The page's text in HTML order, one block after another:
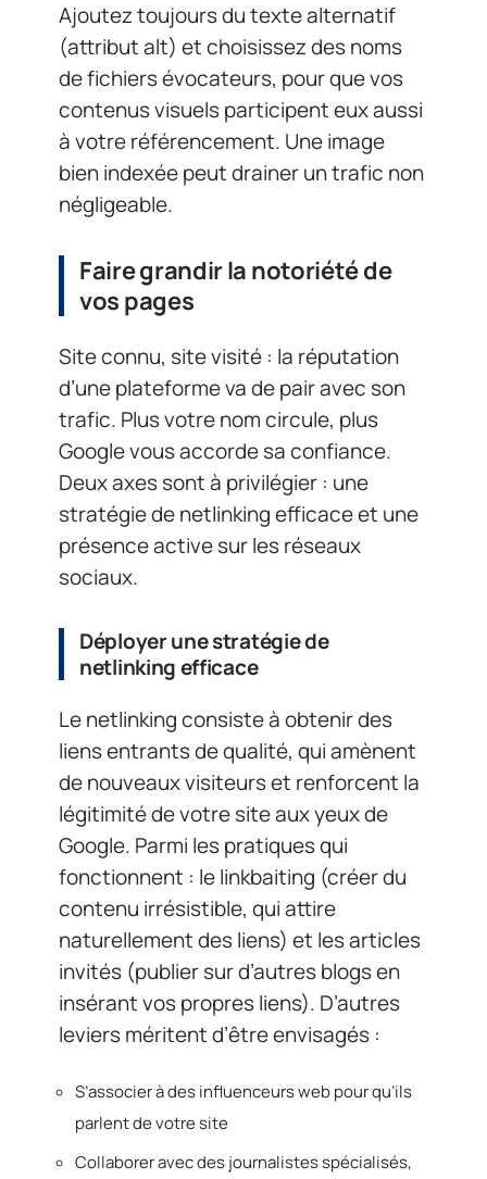
Ajoutez toujours du texte alternatif
(attribut alt) et choisissez des noms
de fichiers évocateurs, pour que vos
contenus visuels participent eux aussi
à votre référencement. Une image
bien indexée peut drainer un trafic non
négligeable.
Faire grandir la notoriété de
vos pages
Site connu, site visité : la réputation
d’une plateforme va de pair avec son
trafic. Plus votre nom circule, plus
Google vous accorde sa confiance.
Deux axes sont à privilégier : une
stratégie de netlinking efficace et une
présence active sur les réseaux
sociaux.
Déployer une stratégie de
netlinking efficace
Le netlinking consiste à obtenir des
liens entrants de qualité, qui amènent
de nouveaux visiteurs et renforcent la
légitimité de votre site aux yeux de
Google. Parmi les pratiques qui
fonctionnent : le linkbaiting (créer du
contenu irrésistible, qui attire
naturellement des liens) et les articles
invités (publier sur d’autres blogs en
insérant vos propres liens). D’autres
leviers méritent d’être envisagés :
S’associer à des influenceurs web pour qu’ils
parlent de votre site
Collaborer avec des journalistes spécialisés,